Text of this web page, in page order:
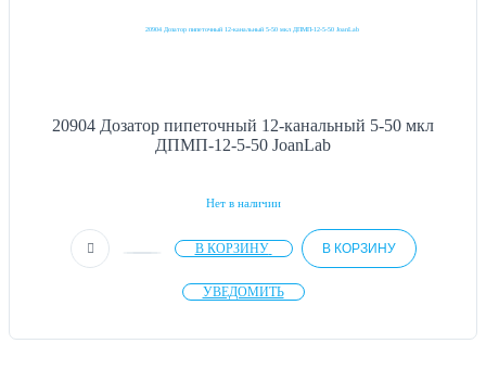
20904 Дозатор пипеточный 12-канальный 5-50 мкл
ДПМП-12-5-50 JoanLab
Нет в наличии
В КОРЗИНУ В КОРЗИНУ
УВЕДОМИТЬ